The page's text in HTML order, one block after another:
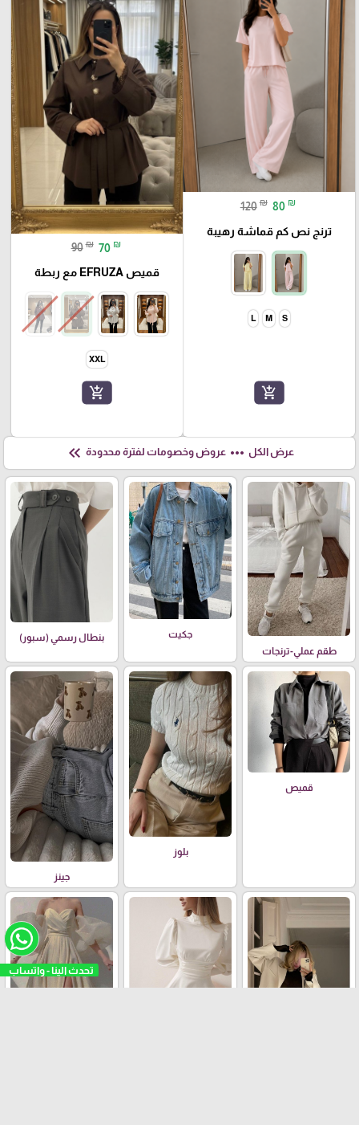
120 ₪ 80 ₪
ترنج نص كم قماشة رهيبة
S
M
L
add_shopping_cart
90 ₪ 70 ₪
قميص EFRUZA مع ربطة
XXL
add_shopping_cart
عرض الكل more_horiz عروض وخصومات لفترة محدودة keyboard_double_arrow_left
طقم عملي-ترنجات
جكيت بنطال رسمي (سبور)
قميص
بلوز
جينز